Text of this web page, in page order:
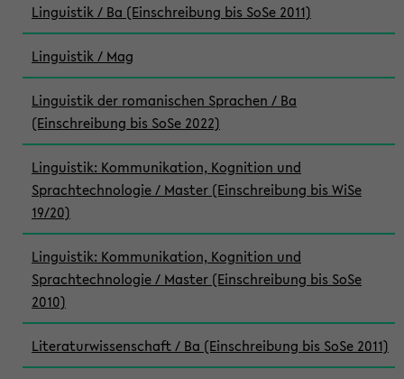
Linguistik / Ba (Einschreibung bis SoSe 2011)
Linguistik / Mag
Linguistik der romanischen Sprachen / Ba
(Einschreibung bis SoSe 2022)
Linguistik: Kommunikation, Kognition und
Sprachtechnologie / Master (Einschreibung bis WiSe
19/20)
Linguistik: Kommunikation, Kognition und
Sprachtechnologie / Master (Einschreibung bis SoSe
2010)
Literaturwissenschaft / Ba (Einschreibung bis SoSe 2011)